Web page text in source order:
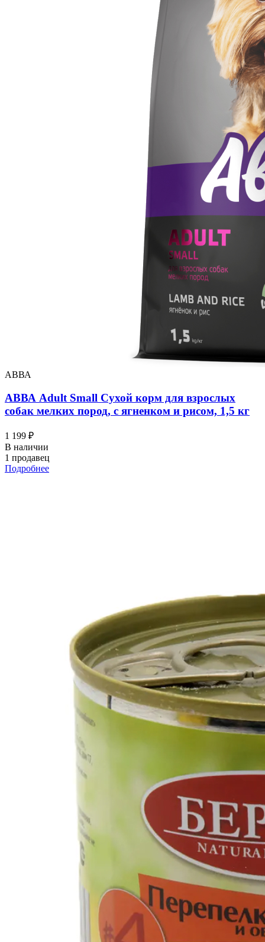
АВВА
АВВА Adult Small Сухой корм для взрослых
собак мелких пород, с ягненком и рисом, 1,5 кг
1 199 ₽
В наличии
1 продавец
Подробнее